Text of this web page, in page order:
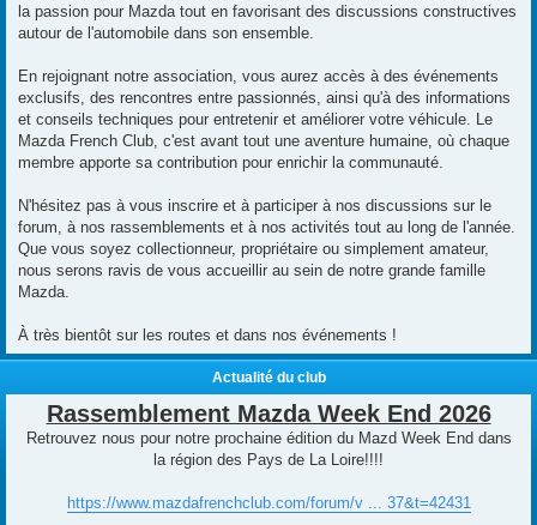
la passion pour Mazda tout en favorisant des discussions constructives
autour de l'automobile dans son ensemble.
En rejoignant notre association, vous aurez accès à des événements
exclusifs, des rencontres entre passionnés, ainsi qu'à des informations
et conseils techniques pour entretenir et améliorer votre véhicule. Le
Mazda French Club, c'est avant tout une aventure humaine, où chaque
membre apporte sa contribution pour enrichir la communauté.
N'hésitez pas à vous inscrire et à participer à nos discussions sur le
forum, à nos rassemblements et à nos activités tout au long de l'année.
Que vous soyez collectionneur, propriétaire ou simplement amateur,
nous serons ravis de vous accueillir au sein de notre grande famille
Mazda.
À très bientôt sur les routes et dans nos événements !
Actualité du club
Rassemblement Mazda Week End 2026
Retrouvez nous pour notre prochaine édition du Mazd Week End dans
la région des Pays de La Loire!!!!
https://www.mazdafrenchclub.com/forum/v ... 37&t=42431